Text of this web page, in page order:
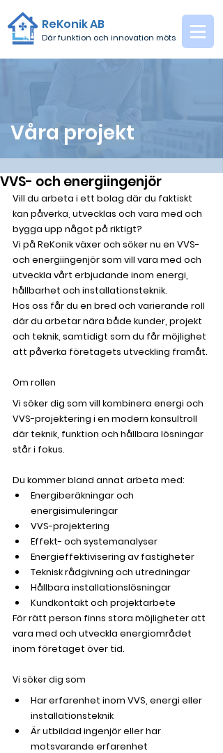
ReKonik AB
Där funktion och innovation möts
Våra projekt
VVS- och energiingenjör
Vill du arbeta i ett bolag där du faktiskt
kan påverka, utvecklas och vara med och
bygga upp något på riktigt?
Vi på ReKonik växer och söker nu en VVS-
och energiingenjör som vill vara med och
utveckla vårt erbjudande inom energi,
hållbarhet och installationsteknik.
Hos oss får du en bred och varierande roll
där du arbetar nära både kunder, projekt
och teknik, samtidigt som du får möjlighet
att påverka företagets utveckling framåt.
Om rollen
Vi söker dig som vill kombinera energi och
VVS-projektering i en modern konsultroll
där teknik, funktion och hållbara lösningar
står i fokus.
Du kommer bland annat arbeta med:
Energiberäkningar och
energisimuleringar
VVS-projektering
Effekt- och systemanalyser
Energieffektivisering av fastigheter
Teknisk rådgivning och utredningar
Hållbara installationslösningar
Kundkontakt och projektarbete
För rätt person finns stora möjligheter att
vara med och utveckla energiområdet
inom företaget över tid.
Vi söker dig som
Har erfarenhet inom VVS, energi eller
installationsteknik
Är utbildad ingenjör eller har
motsvarande erfarenhet